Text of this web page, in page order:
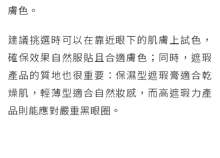
膚色。
建議挑選時可以在靠近眼下的肌膚上試色，
確保效果自然服貼且合適膚色；同時，遮瑕
產品的質地也很重要：保濕型遮瑕膏適合乾
燥肌，輕薄型適合自然妝感，而高遮瑕力產
品則能應對嚴重黑眼圈。